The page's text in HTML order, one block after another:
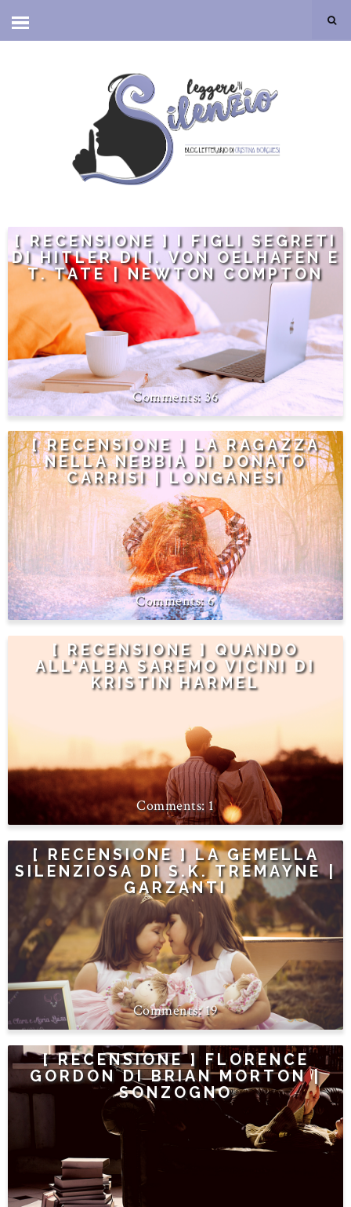
[ RECENSIONE ] I FIGLI SEGRETI
DI HITLER DI I. VON OELHAFEN E
T. TATE | NEWTON COMPTON
36
[ RECENSIONE ] LA RAGAZZA
NELLA NEBBIA DI DONATO
CARRISI | LONGANESI
6
[ RECENSIONE ] QUANDO
ALL'ALBA SAREMO VICINI DI
KRISTIN HARMEL
1
[ RECENSIONE ] LA GEMELLA
SILENZIOSA DI S.K. TREMAYNE |
GARZANTI
19
[ RECENSIONE ] FLORENCE
GORDON DI BRIAN MORTON |
SONZOGNO